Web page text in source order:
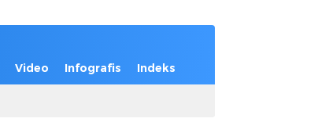
Video Infografis Indeks